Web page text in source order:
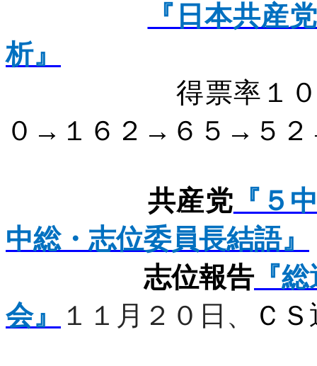
『日本共産
析』
得票率１
０→１６２→６５→５
共産党 『５
中総・志位委員長結語』
志位報告『総
会』
１１月２０日、 Ｃ